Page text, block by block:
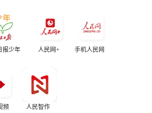
报少年 人民网+ 手机人民网
频 人民智作